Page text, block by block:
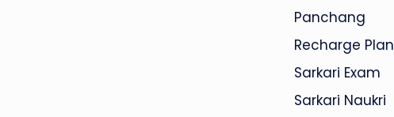
Panchang
Recharge Plan
Sarkari Exam
Sarkari Naukri